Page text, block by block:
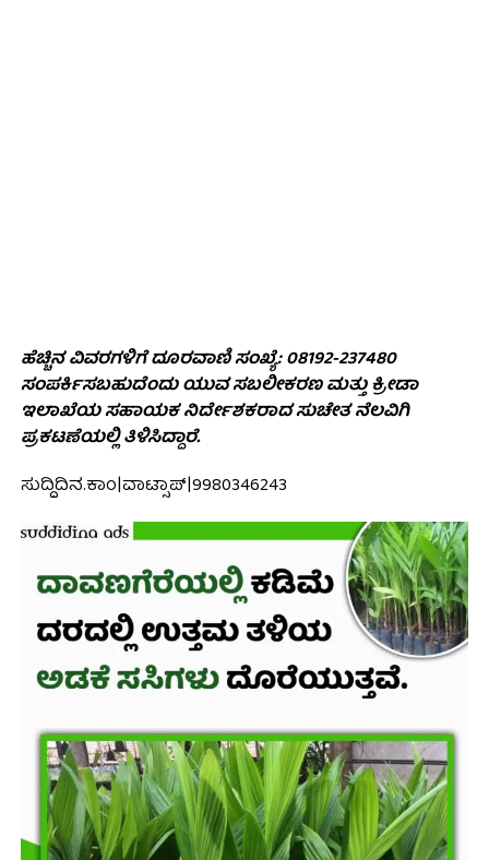
ಹೆಚ್ಚಿನ ವಿವರಗಳಿಗೆ ದೂರವಾಣಿ ಸಂಖ್ಯೆ: 08192-237480
ಸಂಪರ್ಕಿಸಬಹುದೆಂದು ಯುವ ಸಬಲೀಕರಣ ಮತ್ತು ಕ್ರೀಡಾ
ಇಲಾಖೆಯ ಸಹಾಯಕ ನಿರ್ದೇಶಕರಾದ ಸುಚೇತ ನೆಲವಿಗಿ
ಪ್ರಕಟಣೆಯಲ್ಲಿ ತಿಳಿಸಿದ್ದಾರೆ.
ಸುದ್ದಿದಿನ.ಕಾಂ|ವಾಟ್ಸಾಪ್|9980346243